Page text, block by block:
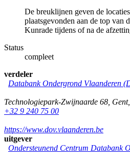
De breuklijnen geven de
plaatsgevonden aan de top van
Kunrade tijdens of na de
Status
compleet
verdeler
Databank Ondergrond Vlaanderen
Technologiepark-Zwijnaarde 68 Gent,
+32 9 240 75 00
https://www.dov.vlaanderen.be
uitgever
Ondersteunend Centrum Databank